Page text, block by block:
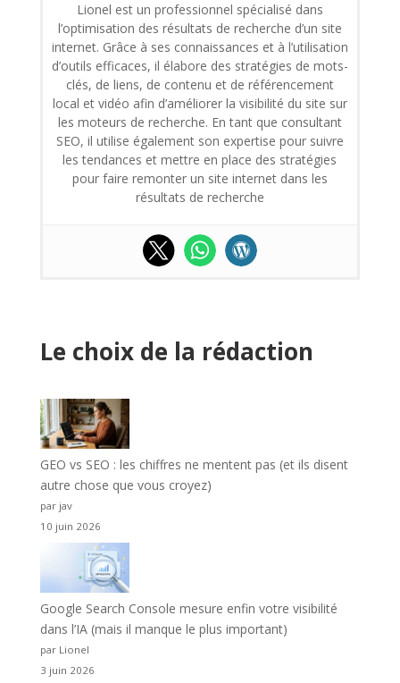
Lionel est un professionnel spécialisé dans
l’optimisation des résultats de recherche d’un site
internet. Grâce à ses connaissances et à l’utilisation
d’outils efficaces, il élabore des stratégies de mots-
clés, de liens, de contenu et de référencement
local et vidéo afin d’améliorer la visibilité du site sur
les moteurs de recherche. En tant que consultant
SEO, il utilise également son expertise pour suivre
les tendances et mettre en place des stratégies
pour faire remonter un site internet dans les
résultats de recherche
Le choix de la rédaction
GEO vs SEO : les chiffres ne mentent pas (et ils disent
autre chose que vous croyez)
par jav
10 juin 2026
Google Search Console mesure enfin votre visibilité
dans l’IA (mais il manque le plus important)
par Lionel
3 juin 2026